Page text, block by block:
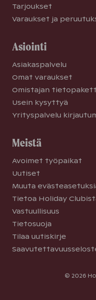
Tarjoukset
Varaukset ja
Asiointi
Asiakaspalvelu
Omat varaukset
Omistajan
Usein kysyttyä
Yrityspalvelu
Meistä
Avoimet työpaikat
Uutiset
Muuta
Tietoa Holiday
Vastuullisuus
Tietosuoja
Tilaa uutiskirje
© 2026